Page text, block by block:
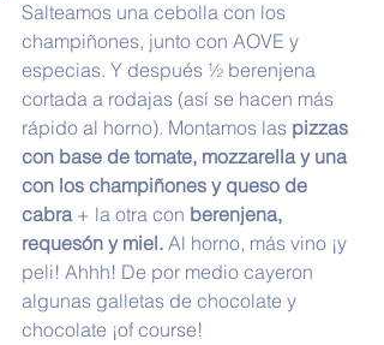
Salteamos una cebolla con los
champiñones, junto con AOVE y
especias. Y después ½ berenjena
cortada a rodajas (así se hacen más
rápido al horno). Montamos las pizzas
con base de tomate, mozzarella y una
con los champiñones y queso de
cabra + la otra con berenjena,
requesón y miel. Al horno, más vino ¡y
peli! Ahhh! De por medio cayeron
algunas galletas de chocolate y
chocolate ¡of course!